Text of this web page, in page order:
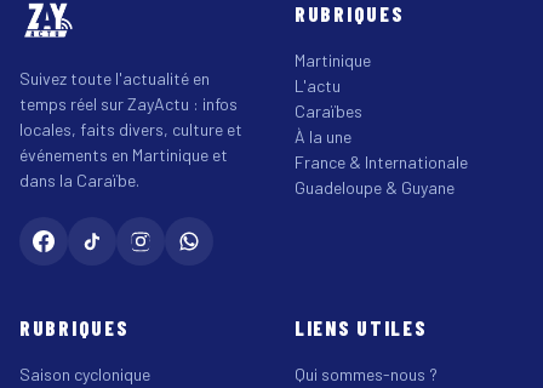
Suivez toute l'actualité en
temps réel sur ZayActu : infos
locales, faits divers, culture et
événements en Martinique et
dans la Caraïbe.
RUBRIQUES
Martinique
L'actu
Caraïbes
À la une
France & Internationale
Guadeloupe & Guyane
RUBRIQUES
Saison cyclonique
LIENS UTILES
Qui sommes-nous ?